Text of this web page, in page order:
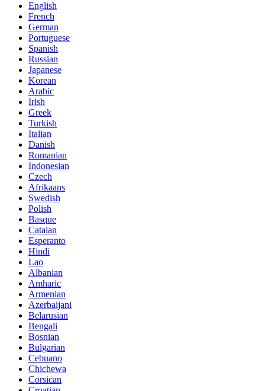
English
French
German
Portuguese
Spanish
Russian
Japanese
Korean
Arabic
Irish
Greek
Turkish
Italian
Danish
Romanian
Indonesian
Czech
Afrikaans
Swedish
Polish
Basque
Catalan
Esperanto
Hindi
Lao
Albanian
Amharic
Armenian
Azerbaijani
Belarusian
Bengali
Bosnian
Bulgarian
Cebuano
Chichewa
Corsican